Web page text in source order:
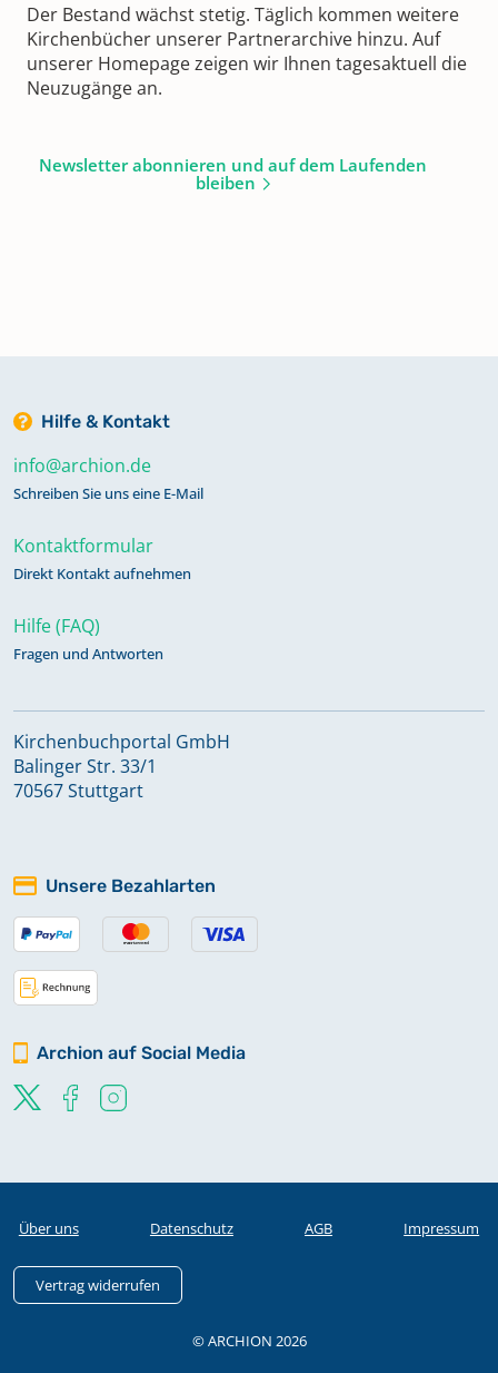
Der Bestand wächst stetig. Täglich kommen weitere
Kirchenbücher unserer Partnerarchive hinzu. Auf
unserer Homepage zeigen wir Ihnen tagesaktuell die
Neuzugänge an.
Newsletter abonnieren und auf dem Laufenden
bleiben
Hilfe & Kontakt
info@archion.de
Schreiben Sie uns eine E-Mail
Kontaktformular
Direkt Kontakt aufnehmen
Hilfe (FAQ)
Fragen und Antworten
Kirchenbuchportal GmbH
Balinger Str. 33/1
70567 Stuttgart
Unsere Bezahlarten
Archion auf Social Media
Über uns Datenschutz AGB Impressum
Vertrag widerrufen
© ARCHION 2026